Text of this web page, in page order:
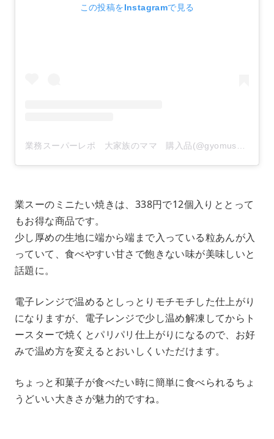
この投稿をInstagramで見る
業務スーパーレポ 大家族のママ 購入品(@gyomusuper_love)がシェアした投稿
業スーのミニたい焼きは、338円で12個入りととって
もお得な商品です。
少し厚めの生地に端から端まで入っている粒あんが入
っていて、食べやすい甘さで飽きない味が美味しいと
話題に。
電子レンジで温めるとしっとりモチモチした仕上がり
になりますが、電子レンジで少し温め解凍してからト
ースターで焼くとパリパリ仕上がりになるので、お好
みで温め方を変えるとおいしくいただけます。
ちょっと和菓子が食べたい時に簡単に食べられるちょ
うどいい大きさが魅力的ですね。